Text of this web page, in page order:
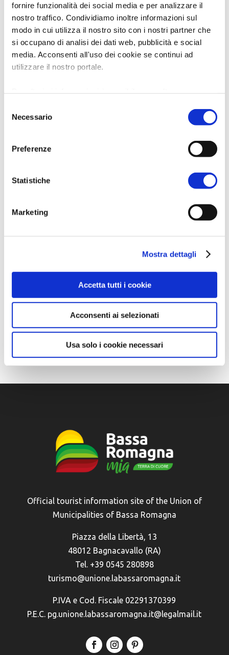
fornire funzionalità dei social media e per analizzare il
nostro traffico. Condividiamo inoltre informazioni sul
modo in cui utilizza il nostro sito con i nostri partner che
si occupano di analisi dei dati web, pubblicità e social
media. Acconsenti all'uso dei cookie se continui ad
utilizzare il nostro portale.
delNecessario
Preferenze
Statistiche
Marketing
Mostra dettagli
Accetta tutti i cookie
Acconsenti ai selezionati
Usa solo i cookie necessari
Official tourist information site of the Union of
Municipalities of Bassa Romagna
Piazza della Libertà, 13
48012 Bagnacavallo (RA)
Tel. +39 0545 280898
turismo@unione.labassaromagna.it
P.IVA e Cod. Fiscale 02291370399
P.E.C. pg.unione.labassaromagna.it@legalmail.it